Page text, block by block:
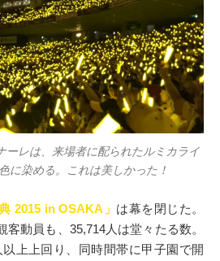
ーレは、来場者に配られたルミカライ
に染める。これは美しかった！
2015 in OSAKA」 は幕を閉じた。
動員も、35,714人は堂々たる数。
上上回り、同時間帯に甲子園で開